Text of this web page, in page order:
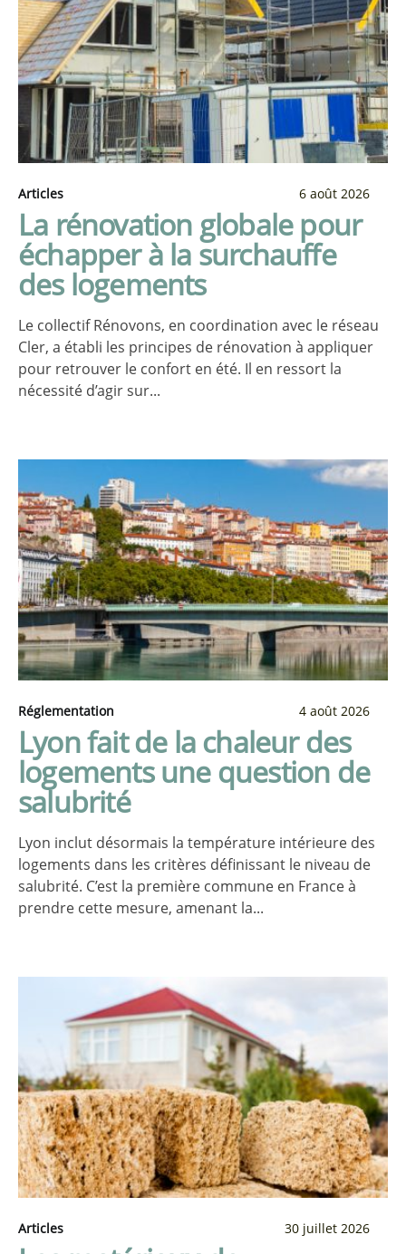
Articles 6 août 2026
La rénovation globale pour
échapper à la surchauffe
des logements
Le collectif Rénovons, en coordination avec le réseau
Cler, a établi les principes de rénovation à appliquer
pour retrouver le confort en été. Il en ressort la
nécessité d’agir sur...
Réglementation 4 août 2026
Lyon fait de la chaleur des
logements une question de
salubrité
Lyon inclut désormais la température intérieure des
logements dans les critères définissant le niveau de
salubrité. C’est la première commune en France à
prendre cette mesure, amenant la...
Articles 30 juillet 2026